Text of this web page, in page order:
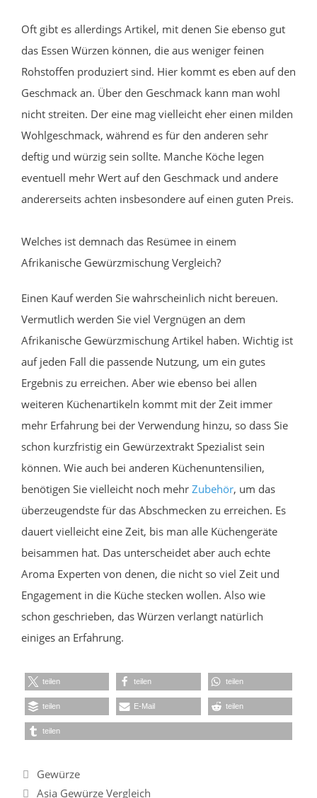
Oft gibt es allerdings Artikel, mit denen Sie ebenso gut
das Essen Würzen können, die aus weniger feinen
Rohstoffen produziert sind. Hier kommt es eben auf den
Geschmack an. Über den Geschmack kann man wohl
nicht streiten. Der eine mag vielleicht eher einen milden
Wohlgeschmack, während es für den anderen sehr
deftig und würzig sein sollte. Manche Köche legen
eventuell mehr Wert auf den Geschmack und andere
andererseits achten insbesondere auf einen guten Preis.
Welches ist demnach das Resümee in einem
Afrikanische Gewürzmischung Vergleich?
Einen Kauf werden Sie wahrscheinlich nicht bereuen.
Vermutlich werden Sie viel Vergnügen an dem
Afrikanische Gewürzmischung Artikel haben. Wichtig ist
auf jeden Fall die passende Nutzung, um ein gutes
Ergebnis zu erreichen. Aber wie ebenso bei allen
weiteren Küchenartikeln kommt mit der Zeit immer
mehr Erfahrung bei der Verwendung hinzu, so dass Sie
schon kurzfristig ein Gewürzextrakt Spezialist sein
können. Wie auch bei anderen Küchenuntensilien,
benötigen Sie vielleicht noch mehr Zubehör, um das
überzeugendste für das Abschmecken zu erreichen. Es
dauert vielleicht eine Zeit, bis man alle Küchengeräte
beisammen hat. Das unterscheidet aber auch echte
Aroma Experten von denen, die nicht so viel Zeit und
Engagement in die Küche stecken wollen. Also wie
schon geschrieben, das Würzen verlangt natürlich
einiges an Erfahrung.
teilen teilen teilen
teilen E-Mail teilen
teilen
Kategorien
Gewürze
Asia Gewürze Vergleich